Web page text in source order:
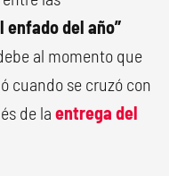
enfado del año”
al momento que
cuando se cruzó con
de la entrega del